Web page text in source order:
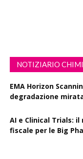
NOTIZIARIO
EMA Horizon
degradazione
AI e Clinical Trials:
fiscale per le Big